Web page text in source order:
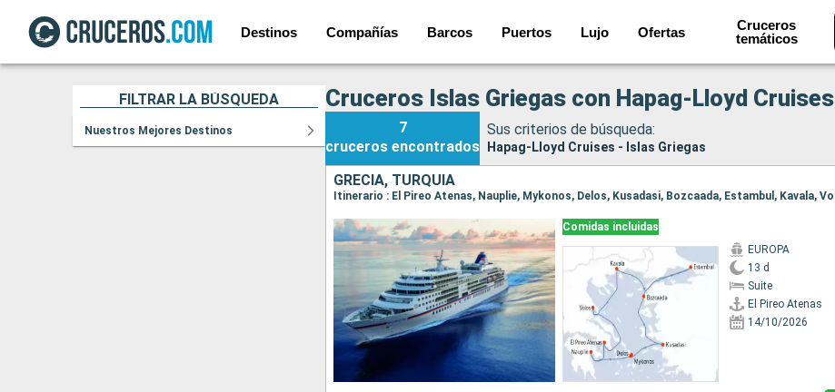
Destinos Compañías Barcos Puertos Lujo Ofertas
Cruceros
temáticos
FILTRAR LA BÚSQUEDA
Nuestros Mejores Destinos
Cruceros Islas Griegas con Hapag-Lloyd Cruises
7
cruceros encontrados
Sus criterios de búsqueda:
Hapag-Lloyd Cruises - Islas Griegas
GRECIA, TURQUÍA
Comidas incluidas
EUROPA
13 d
Suite
El Pireo Atenas
14/10/2026